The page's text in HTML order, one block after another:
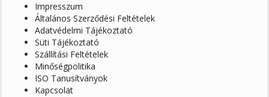
Impresszum
Általános Szerződési Feltételek
Adatvédelmi Tájékoztató
Süti Tájékoztató
Szállítási Feltételek
Minőségpolitika
ISO Tanusítványok
Kapcsolat